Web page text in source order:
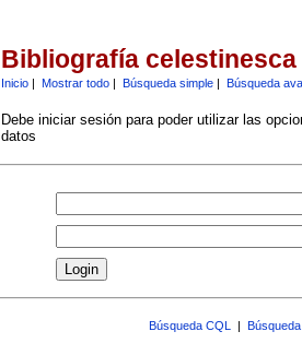
Bibliografía celestinesca
Inicio| Mostrar todo| Búsqueda simple| Búsqueda
Debe iniciar sesión para poder utilizar las
datos
Búsqueda CQL |